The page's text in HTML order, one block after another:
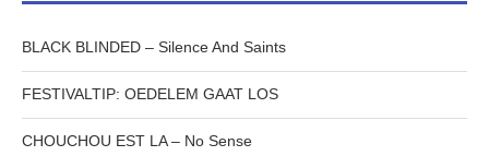
BLACK BLINDED – Silence And Saints
FESTIVALTIP: OEDELEM GAAT LOS
CHOUCHOU EST LA – No Sense